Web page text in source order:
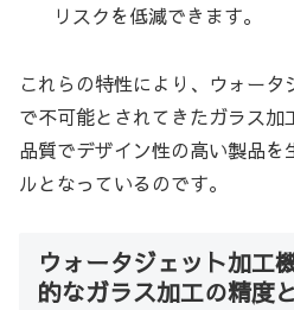
リスクを低減できます。
これらの特性により、ウォータ
で不可能とされてきたガラス
品質でデザイン性の高い製品
ルとなっているのです。
ウォータジェット加工
的なガラス加工の精度